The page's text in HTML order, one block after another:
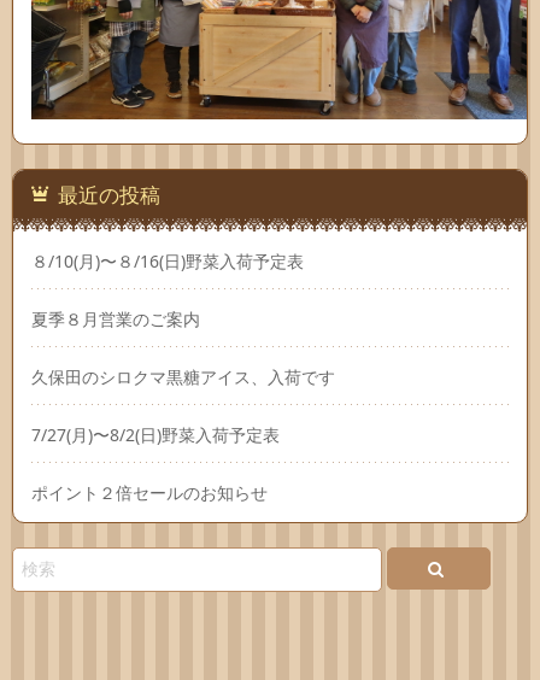
最近の投稿
８/10(月)〜８/16(日)野菜入荷予定表
夏季８月営業のご案内
久保田のシロクマ黒糖アイス、入荷です
7/27(月)〜8/2(日)野菜入荷予定表
ポイント２倍セールのお知らせ